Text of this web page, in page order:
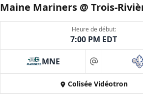
Maine Mariners @ Trois-
Heure de début:
7:00 PM EDT
MNE at
Colisée Vidéotron